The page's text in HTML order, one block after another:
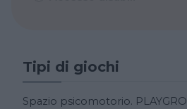
Tipi di giochi
Spazio psicomotorio.